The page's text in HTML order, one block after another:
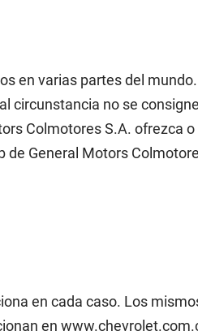
en varias partes del
circunstancia no se
Colmotores S.A. ofrezca
General Motors
en cada caso. Los
en